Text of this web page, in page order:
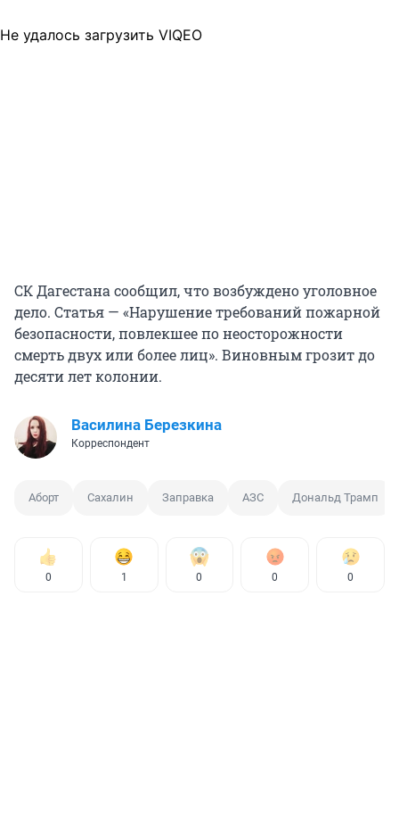
Не удалось загрузить VIQEO
СК Дагестана сообщил, что возбуждено уголовное
дело. Статья — «Нарушение требований пожарной
безопасности, повлекшее по неосторожности
смерть двух или более лиц». Виновным грозит до
десяти лет колонии.
Василина Березкина
Корреспондент
Аборт Сахалин Заправка АЗС Дональд Трамп
0 1 0 0 0